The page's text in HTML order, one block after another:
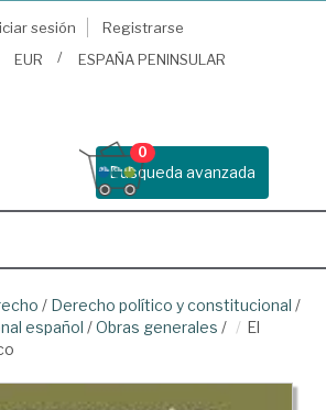
sesión
Registrarse
EUR ESPAÑA PENINSULAR
Busqueda avanzada
0
/ Derecho político y constitucional /
español /Obras generales /
El